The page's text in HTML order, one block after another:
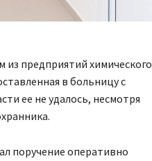
из предприятий химического
в больницу с
ее не удалось, несмотря
поручение оперативно